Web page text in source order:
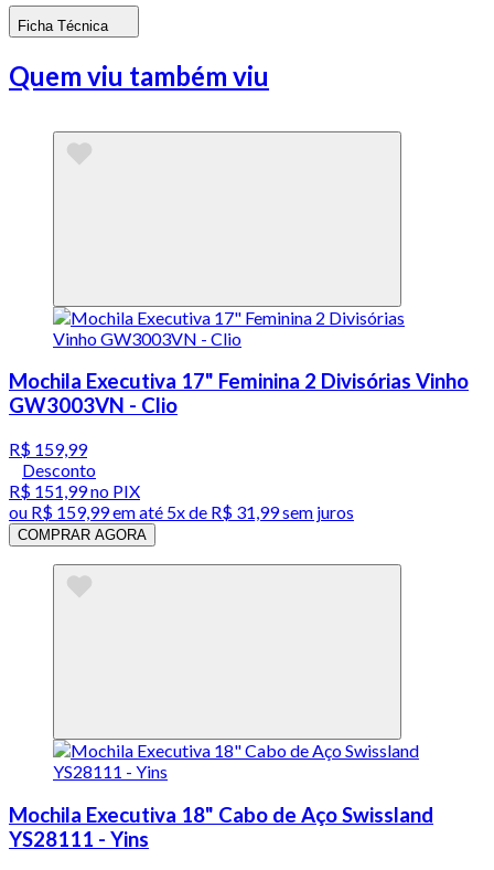
Ficha Técnica
Quem viu também viu
Mochila Executiva 17" Feminina 2 Divisórias Vinho
GW3003VN - Clio
R$ 159,99
Desconto
R$ 151,99no PIX
ou R$ 159,99em até 5x de R$ 31,99 sem juros
COMPRAR AGORA
Mochila Executiva 18" Cabo de Aço Swissland
YS28111 - Yins